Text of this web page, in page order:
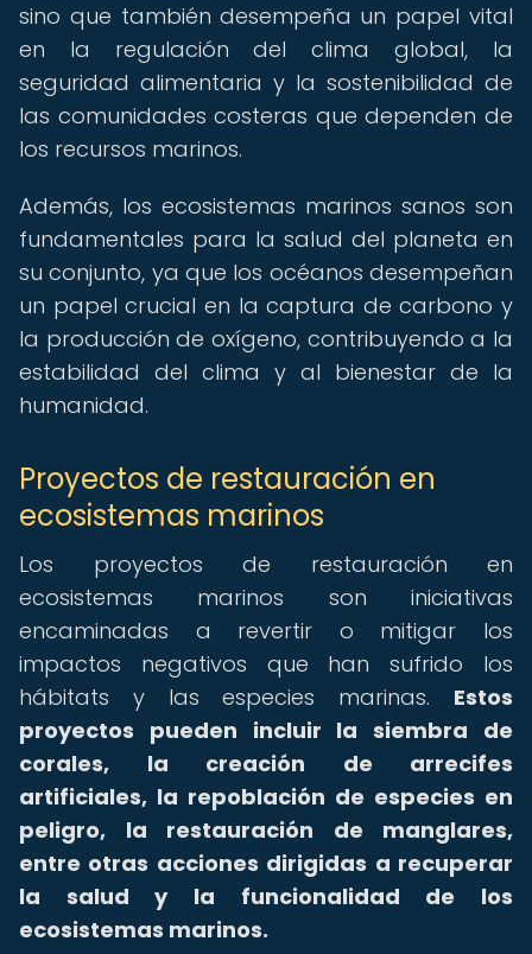
sino que también desempeña un papel vital
en la regulación del clima global, la
seguridad alimentaria y la sostenibilidad de
las comunidades costeras que dependen de
los recursos marinos.
Además, los ecosistemas marinos sanos son
fundamentales para la salud del planeta en
su conjunto, ya que los océanos desempeñan
un papel crucial en la captura de carbono y
la producción de oxígeno, contribuyendo a la
estabilidad del clima y al bienestar de la
humanidad.
Proyectos de restauración en
ecosistemas marinos
Los proyectos de restauración en
ecosistemas marinos son iniciativas
encaminadas a revertir o mitigar los
impactos negativos que han sufrido los
hábitats y las especies marinas. Estos
proyectos pueden incluir la siembra de
corales, la creación de arrecifes
artificiales, la repoblación de especies en
peligro, la restauración de manglares,
entre otras acciones dirigidas a recuperar
la salud y la funcionalidad de los
ecosistemas marinos.